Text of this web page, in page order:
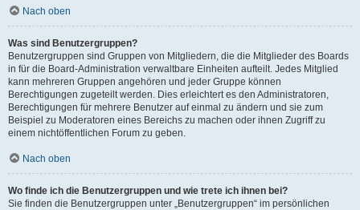
Nach oben
Was sind Benutzergruppen?
Benutzergruppen sind Gruppen von Mitgliedern, die die Mitglieder des Boards
in für die Board-Administration verwaltbare Einheiten aufteilt. Jedes Mitglied
kann mehreren Gruppen angehören und jeder Gruppe können
Berechtigungen zugeteilt werden. Dies erleichtert es den Administratoren,
Berechtigungen für mehrere Benutzer auf einmal zu ändern und sie zum
Beispiel zu Moderatoren eines Bereichs zu machen oder ihnen Zugriff zu
einem nichtöffentlichen Forum zu geben.
Nach oben
Wo finde ich die Benutzergruppen und wie trete ich ihnen bei?
Sie finden die Benutzergruppen unter „Benutzergruppen“ im persönlichen